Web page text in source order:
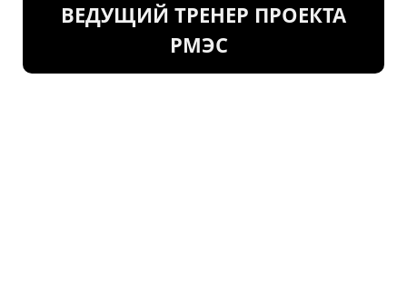
ВЕДУЩИЙ ТРЕНЕР ПРОЕКТА
РМЭС